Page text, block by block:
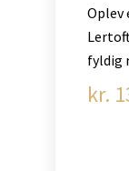
Oplev
fyldig
kr.